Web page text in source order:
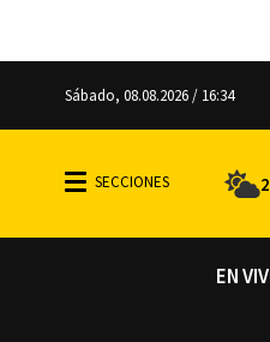
Sábado, 08.08.2026 / 16:34
EN